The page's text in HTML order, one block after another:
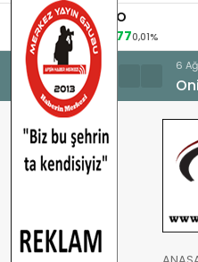
EURO
53,8477
0,01%
6